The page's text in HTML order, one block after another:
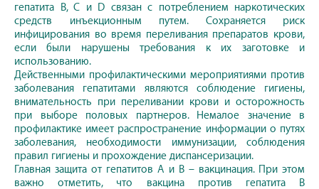
гепатита B, C и D связан с потреблением наркотических
средств инъекционным путем. Сохраняется риск
инфицирования во время переливания препаратов крови,
если были нарушены требования к их заготовке и
использованию.
Действенными профилактическими мероприятиями против
заболевания гепатитами являются соблюдение гигиены,
внимательность при переливании крови и осторожность
при выборе половых партнеров. Немалое значение в
профилактике имеет распространение информации о путях
заболевания, необходимости иммунизации, соблюдения
правил гигиены и прохождение диспансеризации.
Главная защита от гепатитов А и В – вакцинация. При этом
важно отметить, что вакцина против гепатита В